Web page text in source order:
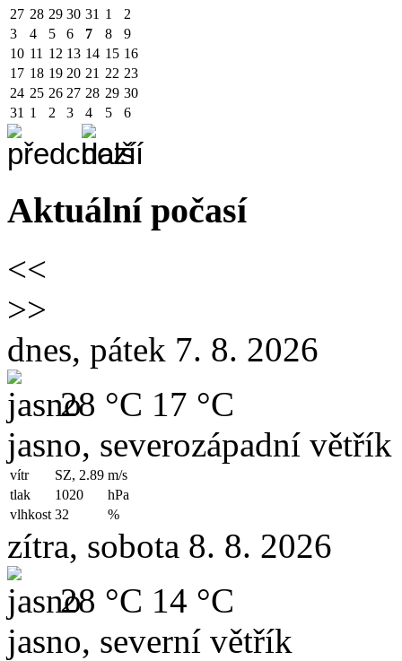
27 28 29 30 31 1
2
3
4 5 6 7 8
9
10 11 12 13 14 15 16
17 18 19 20 21 22 23
24 25 26 27 28 29 30
31 1 2 3 4 5 6
Aktuální počasí
<<
>>
dnes, pátek 7. 8. 2026
28 °C 17 °C
jasno, severozápadní větřík
vítr SZ, 2.89 m/s
tlak
1020
hPa
vlhkost 32 %
zítra, sobota 8. 8. 2026
28 °C 14 °C
jasno, severní větřík